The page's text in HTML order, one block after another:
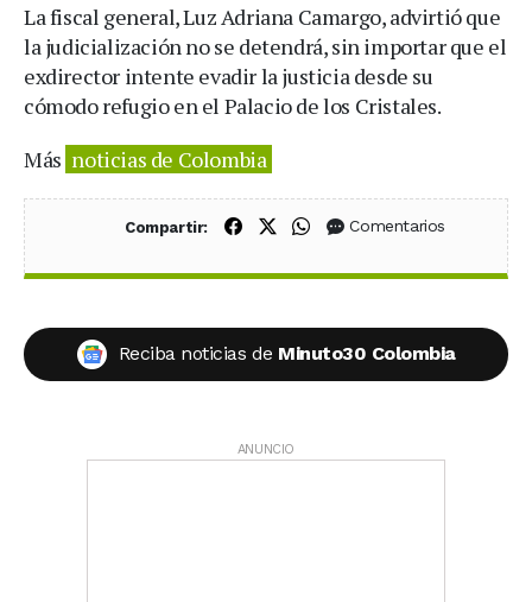
La fiscal general, Luz Adriana Camargo, advirtió que
la judicialización no se detendrá, sin importar que el
exdirector intente evadir la justicia desde su
cómodo refugio en el Palacio de los Cristales.
Más noticias de Colombia
Compartir: Compartir en Facebook
Compartir en X (Twitter)
Compartir en WhatsApp
Comentarios
Reciba noticias de Minuto30 Colombia
ANUNCIO